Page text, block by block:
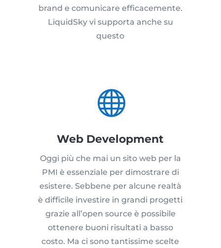
brand e comunicare efficacemente.
LiquidSky vi supporta anche su
questo

Web Development
Oggi più che mai un sito web per la
PMI è essenziale per dimostrare di
esistere. Sebbene per alcune realtà
è difficile investire in grandi progetti
grazie all’open source è possibile
ottenere buoni risultati a basso
costo. Ma ci sono tantissime scelte